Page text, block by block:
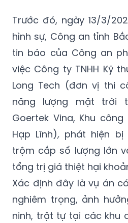
Trước đó, ngày 13/3/
hình sự, Công an tỉnh
tin báo của Công an
việc Công ty TNHH Kỹ
Long Tech (đơn vị thi
năng lượng mặt trời
Goertek Vina, Khu
Hạp Lĩnh), phát hiện bị
trộm cắp số lượng lớn
tổng trị giá thiệt hại
Xác định đây là vụ án
nghiêm trọng, ảnh
ninh, trật tự tại các khu